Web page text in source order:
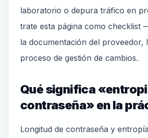
laboratorio o depura tráfico en
trate esta página como checklist
la documentación del proveedor,
proceso de gestión de cambios.
Qué significa
contraseña» en la
Longitud de contraseña y entropía